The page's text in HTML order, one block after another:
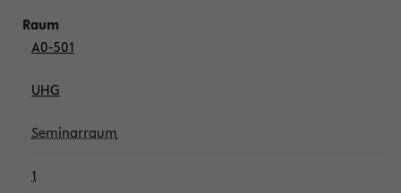
A0-501
UHG
Seminarraum
1